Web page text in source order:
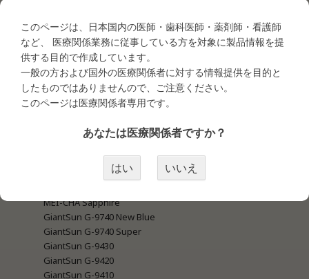
商品カテゴリー
●タトゥー商材
・タトゥー商材＜マシン関連＞
MEI-CHA LUMI
MEI-CHA SQ1
MEI-CHA Angel Blue
MEI-CHA Sapphire
GiantSun G-9740 New Blue
GiantSun G-9740 Super
GiantSun G-9430
GiantSun G-9420
GiantSun G-9410
このページは、日本国内の医師・歯科医師・薬剤師・看護師
など、 医療関係業務に従事している方を対象に製品情報を提
供する目的で作成しています。
一般の方および国外の医療関係者に対する情報提供を目的と
したものではありませんので、ご注意ください。
このページは医療関係者専用です。
あなたは医療関係者ですか？
はい いいえ